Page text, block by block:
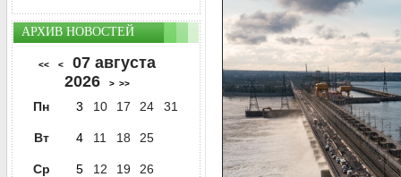
АРХИВ НОВОСТЕЙ
<< <
07 августа
2026
> >>
Пн 3 10 17 24 31
Вт 4 11 18 25
Ср 5 12 19 26